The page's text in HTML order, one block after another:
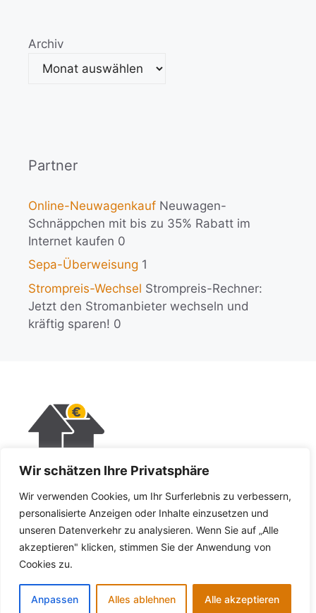
Wir schätzen Ihre Privatsphäre
Wir verwenden Cookies, um Ihr Surferlebnis zu verbessern,
personalisierte Anzeigen oder Inhalte einzusetzen und
unseren Datenverkehr zu analysieren. Wenn Sie auf „Alle
akzeptieren" klicken, stimmen Sie der Anwendung von
Cookies zu.
Anpassen Alles ablehnen Alle akzeptieren
Archiv
Partner
Online-Neuwagenkauf Neuwagen-
Schnäppchen mit bis zu 35% Rabatt im
Internet kaufen 0
Sepa-Überweisung 1
Strompreis-Wechsel Strompreis-Rechner:
Jetzt den Stromanbieter wechseln und
kräftig sparen! 0
Impressum
Datenschutz
Copyright © 2026 - Private Finanzen - Alle Rechte
vorbehalten.